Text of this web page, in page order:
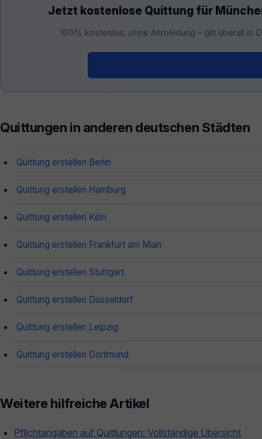
Jetzt kostenlose Quittung für
100% kostenlos, ohne Anmeldung – gilt überall in
Quittungen in anderen deutschen Städten
Quittung erstellen Berlin
Quittung erstellen Hamburg
Quittung erstellen Köln
Quittung erstellen Frankfurt am Main
Quittung erstellen Stuttgart
Quittung erstellen Düsseldorf
Quittung erstellen Leipzig
Quittung erstellen Dortmund
Weitere hilfreiche Artikel
Pflichtangaben auf Quittungen: Vollständige Übersicht